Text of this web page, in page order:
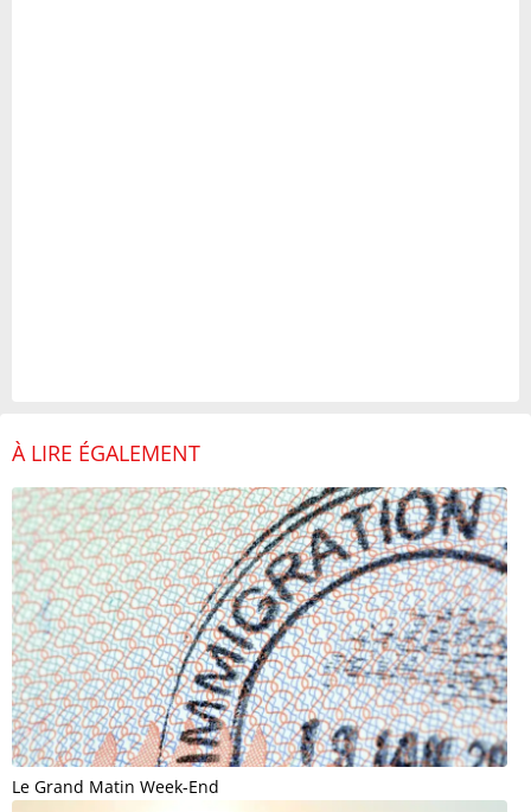
À LIRE ÉGALEMENT
Le Grand Matin Week-End